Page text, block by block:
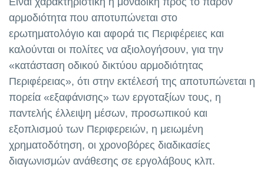
αρμοδιότητα που αποτυπώνεται στο
ερωτηματολόγιο και αφορά τις Περιφέρειες και
καλούνται οι πολίτες να αξιολογήσουν, για την
«κατάσταση οδικού δικτύου αρμοδιότητας
Περιφέρειας», ότι στην εκτέλεσή της αποτυπώνεται η
πορεία «εξαφάνισης» των εργοταξίων τους, η
παντελής έλλειψη μέσων, προσωπικού και
εξοπλισμού των Περιφερειών, η μειωμένη
χρηματοδότηση, οι χρονοβόρες διαδικασίες
διαγωνισμών ανάθεσης σε εργολάβους κλπ.